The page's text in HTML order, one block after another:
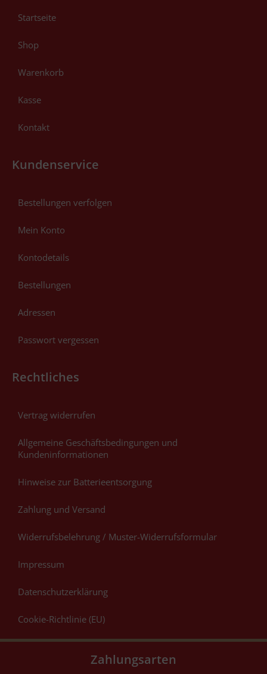
Startseite
Shop
Warenkorb
Kasse
Kontakt
Kundenservice
Bestellungen verfolgen
Mein Konto
Kontodetails
Bestellungen
Adressen
Passwort vergessen
Rechtliches
Vertrag widerrufen
Allgemeine Geschäftsbedingungen und
Kundeninformationen
Hinweise zur Batterieentsorgung
Zahlung und Versand
Widerrufsbelehrung / Muster-Widerrufsformular
Impressum
Datenschutzerklärung
Cookie-Richtlinie (EU)
Zahlungsarten